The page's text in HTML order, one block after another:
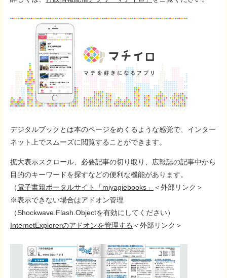
デジタルブックとは本のページをめくるような感覚で、インター
ネット上でスムーズに閲覧することができます。
拡大表示スクロール、必要記事の切り取り、広報誌の記事中から
目的のキーワードを探すなどの便利な機能があります。
（電子書籍ポータルサイト「miyagiebooks」
＜外部リンク＞
※表示できない場合はアドオン管理
（Shockwave.Flash.Objectを有効にしてください）
InternetExplorerのアドオンを管理する ＜外部リンク＞